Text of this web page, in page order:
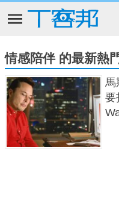
情感陪伴 的最新熱
馬
要